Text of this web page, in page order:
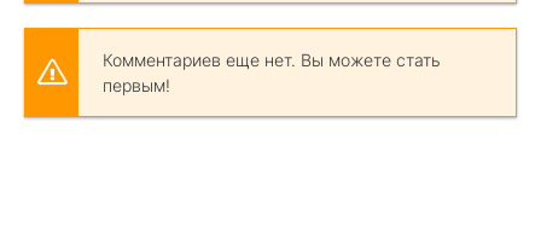
Комментариев еще нет. Вы можете стать
первым!